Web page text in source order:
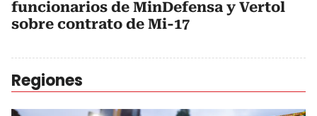
funcionarios de MinDefensa y Vertol
sobre contrato de Mi-17
Regiones